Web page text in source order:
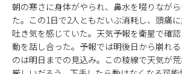
朝の寒さに身体がやられ、鼻水を啜りなが
た。この1日で2人ともだいぶ消耗し、頭痛
吐き気を感じていた。天気予報を衛星で確
動を話し合った。予報では明後日から崩れ
のは明日までの見込み。この稜線で天気が